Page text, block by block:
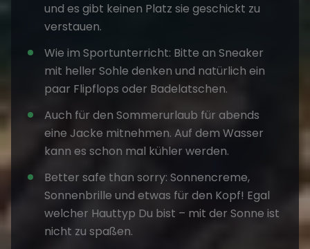
und es gibt keinen Platz sie geschickt zu
verstauen.
Wie im Sportunterricht: Bitte an Sneaker
mit heller Sohle denken und natürlich ein
paar Flipflops oder Badelatschen.
Auch für den Sommerurlaub für abends
eine Jacke mitnehmen. Auf dem Wasser
kann es schon mal kühler werden.
Better safe than sorry: Sonnencreme,
Sonnenbrille und etwas für den Kopf! Egal
welcher Hauttyp Du bist – mit der Sonne ist
nicht zu spaßen.